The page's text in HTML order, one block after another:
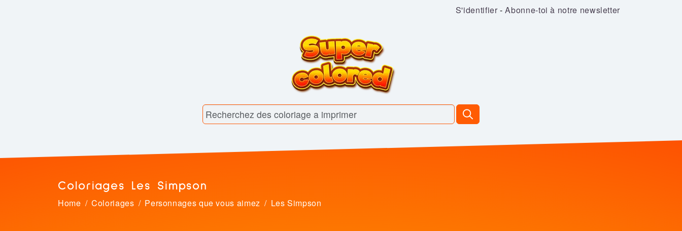
S'identifier -Abonne-toi à notre newsletter
Coloriages Les Simpson
Home Coloriages Personnages que vous aimez Les Simpson